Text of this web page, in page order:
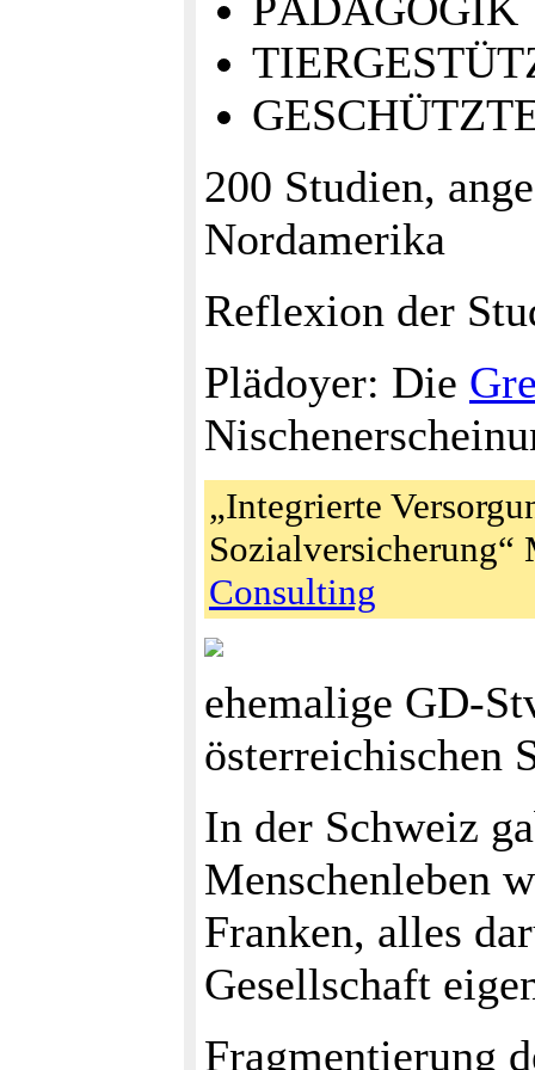
200 Studien,
Nordamerika
Reflexion der
Plädoyer: Die
„Integrierte
Consulting
ehemalige GD-
österreichischen
In der Schweiz
Menschenleben
Franken, alles
Gesellschaft
Fragmentierung